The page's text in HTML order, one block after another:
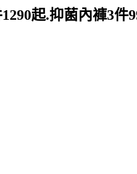
起.抑菌內褲3